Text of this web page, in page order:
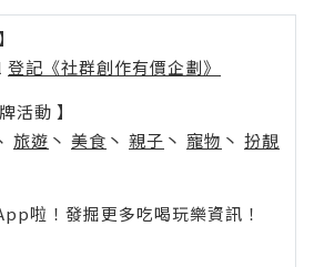
登記《社群創作有價企劃》
活動 】
旅遊 丶 美食 丶 親子 丶 寵物 丶 扮靚
啦！發掘更多吃喝玩樂資訊！